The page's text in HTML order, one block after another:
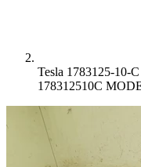
Tesla 1783125-10-
178312510C